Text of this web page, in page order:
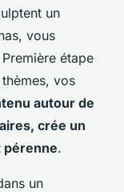
un
vous
étape
vos
autour de
crée un
.
un